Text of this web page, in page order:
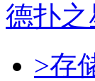
德扑
>存